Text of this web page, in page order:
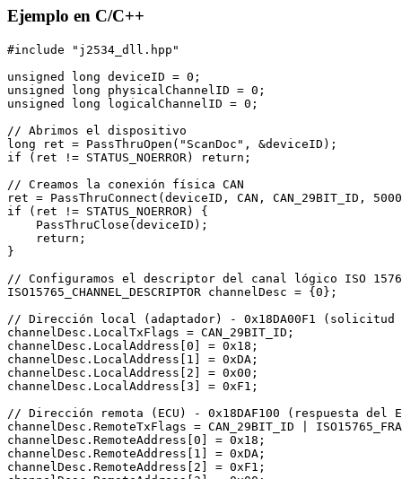
Ejemplo en C/C++
#include "j2534_dll.hpp"
unsigned long deviceID = 0;
unsigned long physicalChannelID = 0;
unsigned long logicalChannelID = 0;
// Abrimos el dispositivo
long ret = PassThruOpen("ScanDoc", &deviceID);
if (ret != STATUS_NOERROR) return;
// Creamos la conexión física CAN
ret = PassThruConnect(deviceID, CAN, CAN_29BIT_ID,
if (ret != STATUS_NOERROR) {
    PassThruClose(deviceID);
    return;
}
// Configuramos el descriptor del canal lógico ISO
ISO15765_CHANNEL_DESCRIPTOR channelDesc = {0};
// Dirección local (adaptador) - 0x18DA00F1 (solicitud
channelDesc.LocalTxFlags = CAN_29BIT_ID;
channelDesc.LocalAddress[0] = 0x18;
channelDesc.LocalAddress[1] = 0xDA;
channelDesc.LocalAddress[2] = 0x00;
channelDesc.LocalAddress[3] = 0xF1;
// Dirección remota (ECU) - 0x18DAF100 (respuesta del
channelDesc.RemoteTxFlags = CAN_29BIT_ID |
channelDesc.RemoteAddress[0] = 0x18;
channelDesc.RemoteAddress[1] = 0xDA;
channelDesc.RemoteAddress[2] = 0xF1;